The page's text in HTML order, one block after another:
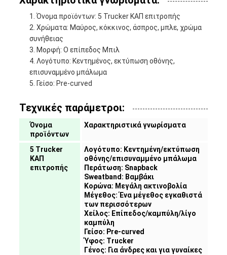
Όνομα προϊόντων: 5 Trucker ΚΑΠ επιτροπής
Χρώματα: Μαύρος, κόκκινος, άσπρος, μπλε, χρώμα
συνήθειας
Μορφή: Ο επίπεδος Μπιλ
Λογότυπο: Κεντημένος, εκτύπωση οθόνης,
επισυναμμένο μπάλωμα
Γείσο: Pre-curved
Τεχνικές παράμετροι:
Όνομα
προϊόντων
Χαρακτηριστικά γνωρίσματα
5 Trucker
ΚΑΠ
επιτροπής
Λογότυπο: Κεντημένη/εκτύπωση
οθόνης/επισυναμμένο μπάλωμα
Περάτωση: Snapback
Sweatband: Βαμβάκι
Κορώνα: Μεγάλη ακτινοβολία
Μέγεθος: Ένα μέγεθος εγκαθιστά
των περισσότερων
Χείλος: Επίπεδος/καμπύλη/λίγο
καμπύλη
Γείσο: Pre-curved
Ύφος: Trucker
Γένος: Για άνδρες και για γυναίκες